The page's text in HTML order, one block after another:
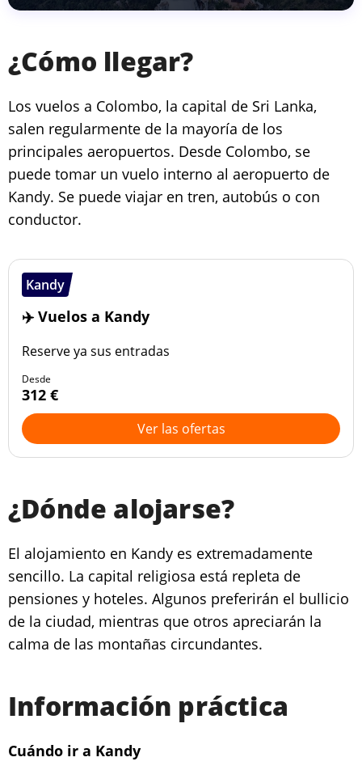
¿Cómo llegar?
Los vuelos a Colombo, la capital de Sri Lanka,
salen regularmente de la mayoría de los
principales aeropuertos. Desde Colombo, se
puede tomar un vuelo interno al aeropuerto de
Kandy. Se puede viajar en tren, autobús o con
conductor.
Kandy
✈️ Vuelos a Kandy
Reserve ya sus entradas
Desde
312 €
Ver las ofertas
¿Dónde alojarse?
El alojamiento en Kandy es extremadamente
sencillo. La capital religiosa está repleta de
pensiones y hoteles. Algunos preferirán el bullicio
de la ciudad, mientras que otros apreciarán la
calma de las montañas circundantes.
Información práctica
Cuándo ir a Kandy